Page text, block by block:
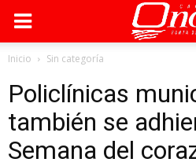
Inicio Sin categoría
Policlínicas
también se
Semana del